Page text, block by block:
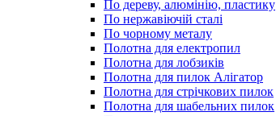
По дереву, алюмінію, пластику
По нержавіючій сталі
По чорному металу
Полотна для електропил
Полотна для лобзиків
Полотна для пилок Алігатор
Полотна для стрічкових пилок
Полотна для шабельних пилок